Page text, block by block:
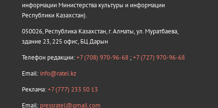
информации Министерства культуры и информации
Республики Казахстан).
050026, Республика Казахстан, г. Алматы, ул. Муратбаева,
здание 23, 225 офис, БЦ Дарын
Телефон редакции:+7 (708) 970-96-68 ;+7 (727) 970-96-68
Email: info@ratel.kz
Реклама:+7 (777) 233 50 13
Email: pressratel@gmail.com